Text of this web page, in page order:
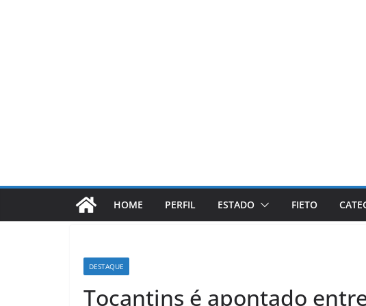
HOME PERFIL ESTADO FIETO
DESTAQUE
Tocantins é apontado